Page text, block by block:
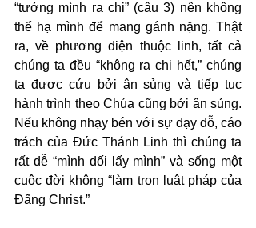
“tưởng mình ra chi” (câu 3) nên không
thể hạ mình để mang gánh nặng. Thật
ra, về phương diện thuộc linh, tất cả
chúng ta đều “không ra chi hết,” chúng
ta được cứu bởi ân sủng và tiếp tục
hành trình theo Chúa cũng bởi ân sủng.
Nếu không nhạy bén với sự dạy dỗ, cáo
trách của Đức Thánh Linh thì chúng ta
rất dễ “mình dối lấy mình” và sống một
cuộc đời không “làm trọn luật pháp của
Đấng Christ.”